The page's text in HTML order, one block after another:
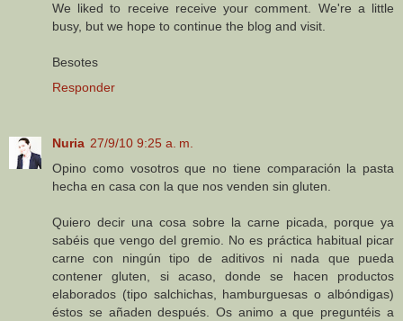
We liked to receive receive your comment. We're a little
busy, but we hope to continue the blog and visit.
Besotes
Responder
Nuria 27/9/10 9:25 a. m.
Opino como vosotros que no tiene comparación la pasta
hecha en casa con la que nos venden sin gluten.
Quiero decir una cosa sobre la carne picada, porque ya
sabéis que vengo del gremio. No es práctica habitual picar
carne con ningún tipo de aditivos ni nada que pueda
contener gluten, si acaso, donde se hacen productos
elaborados (tipo salchichas, hamburguesas o albóndigas)
éstos se añaden después. Os animo a que preguntéis a